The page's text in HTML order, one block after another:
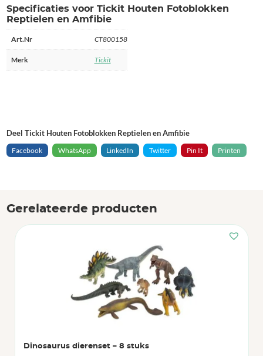
Specificaties voor Tickit Houten Fotoblokken
Reptielen en Amfibie
Art.Nr CT800158
Merk Tickit
Deel Tickit Houten Fotoblokken Reptielen en Amfibie
Facebook
WhatsApp LinkedIn Twitter Pin It Printen
Gerelateerde producten
Dinosaurus dierenset – 8 stuks